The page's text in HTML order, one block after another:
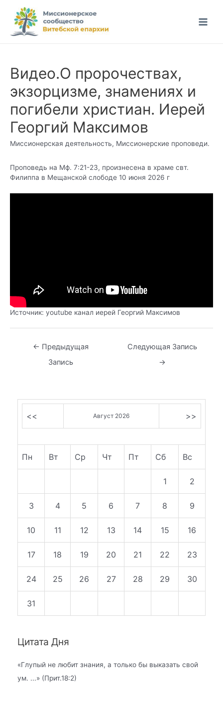
Перейти
содержимому
Main
Видео.О пророчествах,
экзорцизме, знамениях и
погибели христиан. Иерей
Георгий Максимов
Миссионерская деятельность, Миссионерские проповеди.
Проповедь на Мф. 7:21-23, произнесена в храме свт.
Филиппа в Мещанской слободе 10 июня 2026 г
Источник: youtube канал иерей Георгий Максимов
Навигация
← Предыдущая
Запись
Следующая Запись
→
<< Август 2026 >>
Пн Вт Ср Чт Пт Сб Вс
1 2
3 4 5 6 7 8 9
10 11 12 13 14 15 16
17 18 19 20 21 22 23
24 25 26 27 28 29 30
31
Цитата Дня
«Глупый не любит знания, а только бы выказать свой
ум. ...» (Прит.18:2)